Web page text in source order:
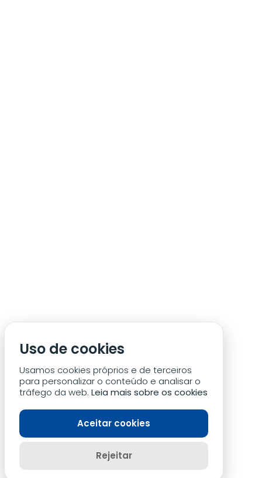
Uso de cookies
Usamos cookies próprios e de terceiros
para personalizar o conteúdo e analisar o
tráfego da web. Leia mais sobre os cookies
Aceitar cookies
Rejeitar